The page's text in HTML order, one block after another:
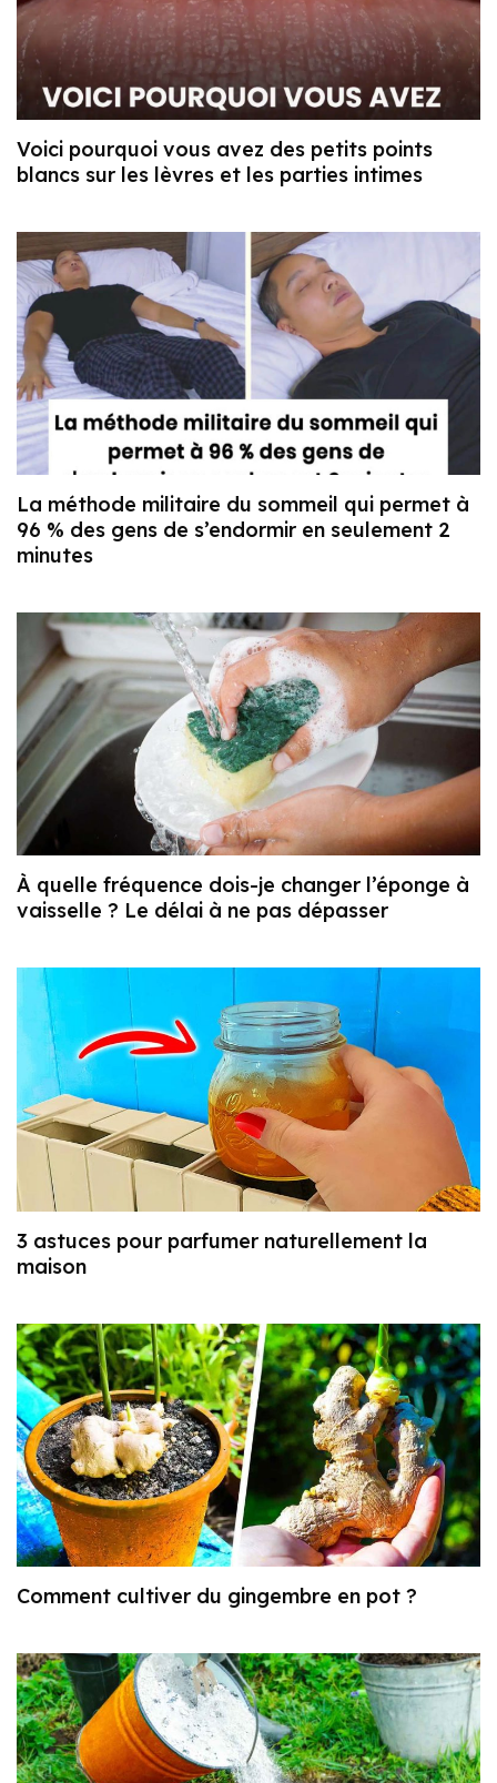
Voici pourquoi vous avez des petits points
blancs sur les lèvres et les parties intimes
La méthode militaire du sommeil qui permet à
96 % des gens de s’endormir en seulement 2
minutes
À quelle fréquence dois-je changer l’éponge à
vaisselle ? Le délai à ne pas dépasser
3 astuces pour parfumer naturellement la
maison
Comment cultiver du gingembre en pot ?